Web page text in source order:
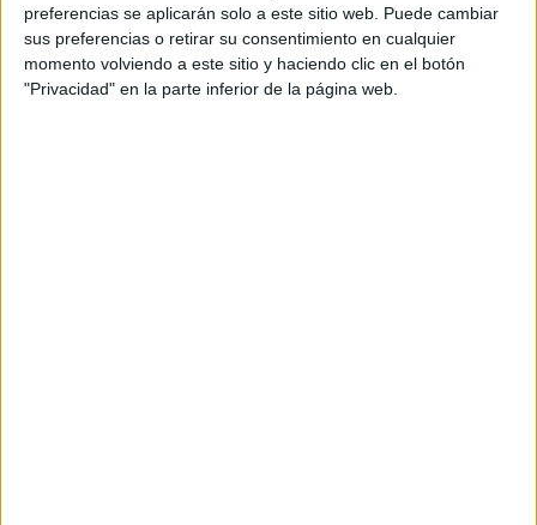
preferencias se aplicarán solo a este sitio web. Puede cambiar
sus preferencias o retirar su consentimiento en cualquier
momento volviendo a este sitio y haciendo clic en el botón
"Privacidad" en la parte inferior de la página web.
Términos y Condiciones de Uso
Aceptolos Términos y Condicionesde uso*